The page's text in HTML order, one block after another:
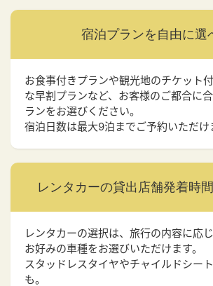
宿泊プランを 自由に選
お食事付きプランや観光地のチケット
な早割プランなど、お客様のご都合に
ランをお選びください。
宿泊日数は最大9泊までご予約いただけ
レンタカーの貸出店舗発着時
レンタカーの選択は、旅行の内容に応
お好みの車種をお選びいただけます。
スタッドレスタイヤやチャイルドシー
も。